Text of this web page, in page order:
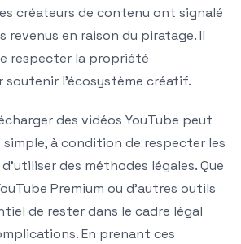
créateurs de contenu ont signalé
revenus en raison du piratage. Il
respecter la propriété
l’écosystème créatif.
des vidéos YouTube peut
à condition de respecter les
des méthodes légales. Que
Premium ou d’autres outils
de rester dans le cadre légal
En prenant ces